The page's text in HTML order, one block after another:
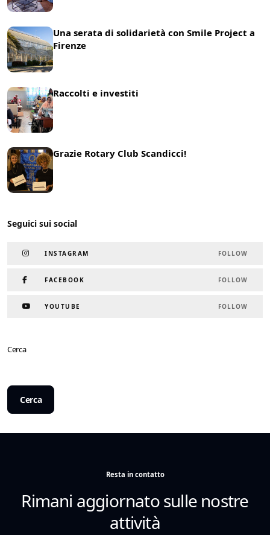
Una serata di solidarietà con Smile Project a
Firenze
Raccolti e investiti
Grazie Rotary Club Scandicci!
Seguici sui social
INSTAGRAM FOLLOW
FACEBOOK FOLLOW
YOUTUBE FOLLOW
Cerca
Cerca
Resta in contatto
Rimani aggiornato sulle nostre
attività